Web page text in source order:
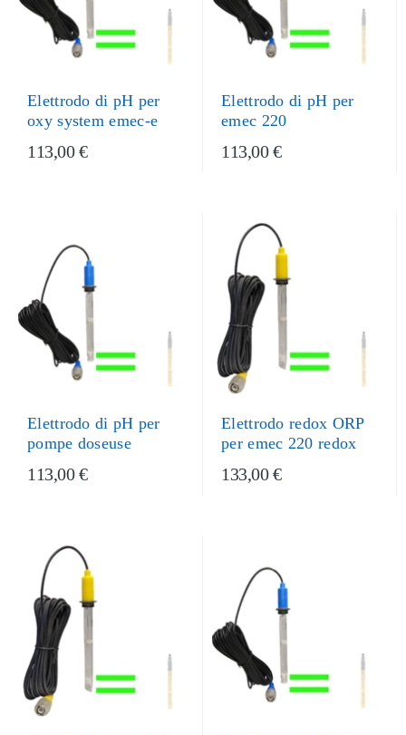
Elettrodo di pH per
oxy system emec-e
113,00 €
Elettrodo di pH per
emec 220
113,00 €
Elettrodo di pH per
pompe doseuse
113,00 €
Elettrodo redox ORP
per emec 220 redox
133,00 €